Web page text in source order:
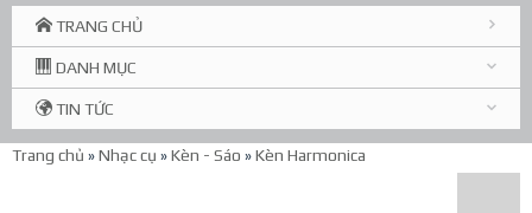
TRANG CHỦ
DANH MỤC
TIN TỨC
Trang chủ »Nhạc cụ »Kèn - Sáo »Kèn Harmonica